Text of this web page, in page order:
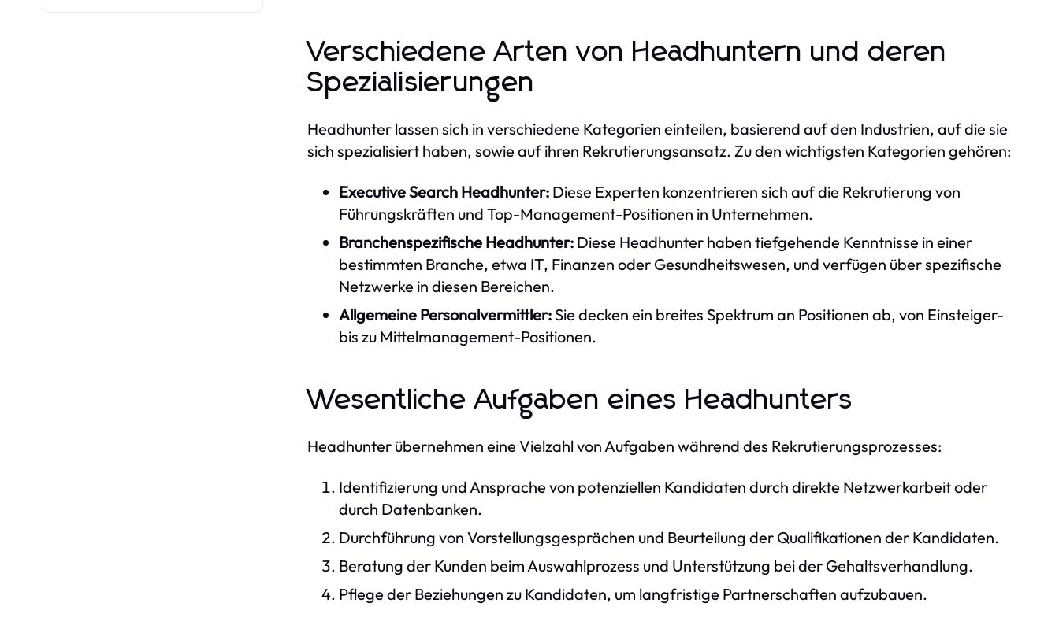
Verschiedene Arten von Headhuntern und deren
Spezialisierungen
Headhunter lassen sich in verschiedene Kategorien einteilen, basierend auf den Industrien, auf die sie
sich spezialisiert haben, sowie auf ihren Rekrutierungsansatz. Zu den wichtigsten Kategorien gehören:
Executive Search Headhunter: Diese Experten konzentrieren sich auf die Rekrutierung von
Führungskräften und Top-Management-Positionen in Unternehmen.
Branchenspezifische Headhunter: Diese Headhunter haben tiefgehende Kenntnisse in einer
bestimmten Branche, etwa IT, Finanzen oder Gesundheitswesen, und verfügen über spezifische
Netzwerke in diesen Bereichen.
Allgemeine Personalvermittler:Sie decken ein breites Spektrum an Positionen ab, von Einsteiger-
bis zu Mittelmanagement-Positionen.
Wesentliche Aufgaben eines Headhunters
Headhunter übernehmen eine Vielzahl von Aufgaben während des Rekrutierungsprozesses:
Identifizierung und Ansprache von potenziellen Kandidaten durch direkte Netzwerkarbeit oder
durch Datenbanken.
Durchführung von Vorstellungsgesprächen und Beurteilung der Qualifikationen der Kandidaten.
Beratung der Kunden beim Auswahlprozess und Unterstützung bei der Gehaltsverhandlung.
Pflege der Beziehungen zu Kandidaten, um langfristige Partnerschaften aufzubauen.